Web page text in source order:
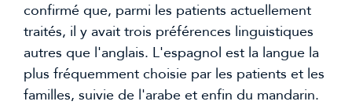
confirmé que, parmi les patients actuellement
traités, il y avait trois préférences linguistiques
autres que l'anglais. L'espagnol est la langue la
plus fréquemment choisie par les patients et les
familles, suivie de l'arabe et enfin du mandarin.